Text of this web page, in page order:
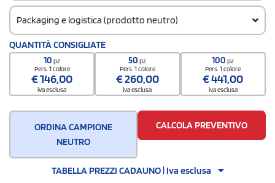
Packaging e logistica (prodotto neutro)
Codice doganale
63079098
Quantità per confezione
Quantità per scatola
200
QUANTITÀ CONSIGLIATE
10pz
Pers. 1 colore
€146,00
iva esclusa
50pz
Pers. 1 colore
€260,00
iva esclusa
100pz
Pers. 1 colore
€441,00
iva esclusa
ORDINA CAMPIONE
NEUTRO
CALCOLA PREVENTIVO
TABELLA PREZZI CADAUNO | Iva esclusa